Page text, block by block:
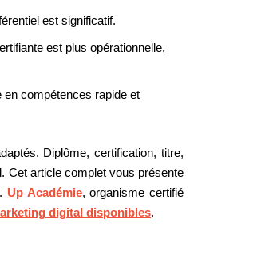
est significatif.
est plus opérationnelle,
compétences rapide et
Diplôme, certification, titre,
Cet article complet vous présente
Up Académie, organisme certifié
digital disponibles.